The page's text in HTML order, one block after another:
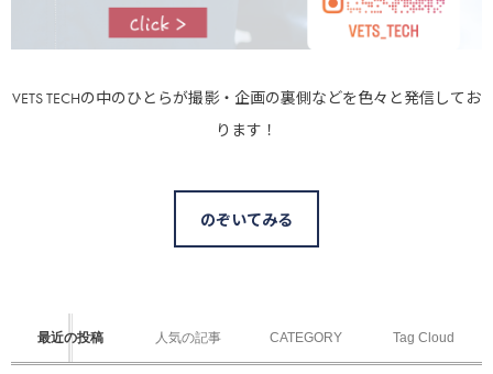
VETS TECHの中のひとらが撮影・企画の裏側などを色々と発信してお
ります！
のぞいてみる
最近の投稿 人気の記事 CATEGORY Tag Cloud